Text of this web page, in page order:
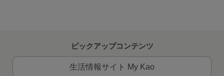
ピックアップコンテンツ
生活情報サイト My Kao